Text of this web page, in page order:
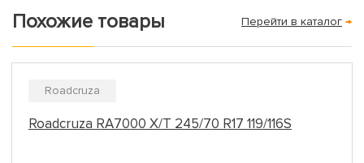
Похожие товары Перейти в каталог →
Roadcruza
Roadcruza RA7000 X/T 245/70 R17 119/116S